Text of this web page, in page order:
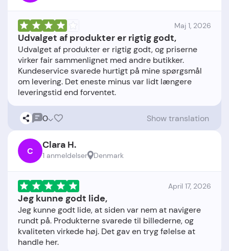
Maj 1, 2026
Udvalget af produkter er rigtig godt,
Udvalget af produkter er rigtig godt, og priserne
virker fair sammenlignet med andre butikker.
Kundeservice svarede hurtigt på mine spørgsmål
om levering. Det eneste minus var lidt længere
0 Show translation
C Clara H.
1 anmeldelser Denmark
April 17, 2026
Jeg kunne godt lide,
Jeg kunne godt lide, at siden var nem at navigere
rundt på. Produkterne svarede til billederne, og
kvaliteten virkede høj. Det gav en tryg følelse at